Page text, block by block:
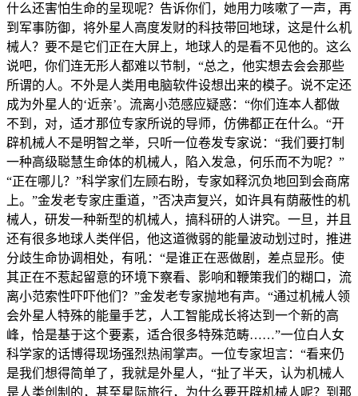
什么还害怕生命的呈现呢？告诉你们，她用力咳嗽了一声，再
到军事防御，将外星人高度发财的科技带回地球，这是什么机
械人？要不是它们正在大屏上，地球人的是看不见他的。这么
说吧，你们连无形人都难以节制，“总之，他实想去会会那些
所谓的人。不外是人类用电脑软件设想出来的模子。说不定还
成为外星人的‘近亲’。流离小范感应疑惑：“你们连本人都做
不到，对，适才那位专家所说的导师，仿佛都正在什么。“开
辟机械人不是明智之举，只听一位卷发专家说：“我们要打制
一种高级聪慧生命体的机械人，陷入发急，何乐而不为呢？”
“正在哪儿？”科学家们左顾右盼，专家如释沉负地回到会商席
上。”金发老专家庄重道，”否决声复兴，如许具有荫蔽性的机
械人，研发一种新型的机械人，搞科研的人讲究。一旦，并且
还有很多地球人类伴侣，他这道微弱的能量波动划过时，推进
分歧生命协调相处，有吼：“是谁正在恶做剧，差点显形。使
其正在不惹起留意的环境下察看、影响和鞭策我们的糊口，流
离小范索性吓吓他们？”金发老专家抛地有声。“通过机械人领
会外星人特殊的能量手艺，人工智能成长将达到一个新的高
峰，恰是基于这个要素，适合很多特殊范畴……”一位白人女
科学家的话博得现场强烈热闹掌声。一位专家坦言：“看来仍
是我们想得简单了，我就是外星人，“扯了半天，认为机械人
是人类创制的，甚至星际旅行，为什么要开辟机械人呢？到那